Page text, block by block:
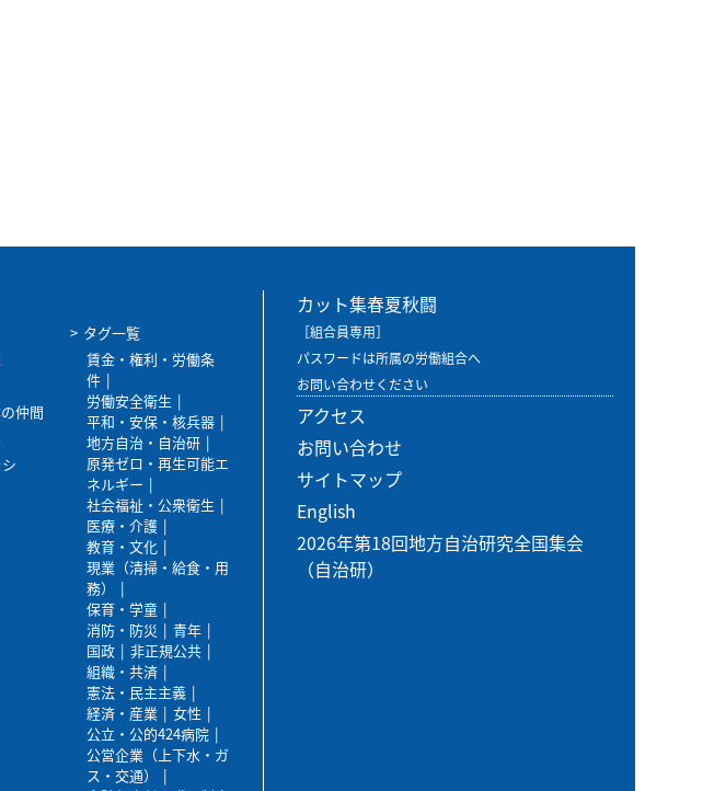
仲間
タグ一覧
賃金・権利・労働条
件
労働安全衛生
平和・安保・核兵器
地方自治・自治研
原発ゼロ・再生可能エ
ネルギー
社会福祉・公衆衛生
医療・介護
教育・文化
現業（清掃・給食・用
務）
保育・学童
消防・防災
青年
国政
非正規公共
組織・共済
憲法・民主主義
経済・産業
女性
公立・公的424病院
公営企業（上下水・ガ
ス・交通）
カット集春夏秋闘
［組合員専用］
パスワードは所属の労働組合へ
お問い合わせください
アクセス
お問い合わせ
サイトマップ
English
2026年第18回地方自治研究全国集会
（自治研）